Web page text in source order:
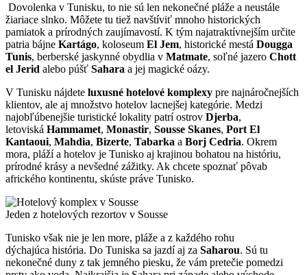
Dovolenka v Tunisku, to nie sú len nekonečné pláže a neustále
žiariace slnko. Môžete tu tiež navštíviť mnoho historických
pamiatok a prírodných zaujímavostí. K tým najatraktívnejším určite
patria bájne Kartágo, koloseum El Jem, historické mestá Dougga
Tunis, berberské jaskynné obydlia v Matmate, soľné jazero Chott
el Jerid alebo púšť Sahara a jej magické oázy.
V Tunisku nájdete luxusné hotelové komplexy pre najnáročnejších
klientov, ale aj množstvo hotelov lacnejšej kategórie. Medzi
najobľúbenejšie turistické lokality patrí ostrov Djerba,
letoviská Hammamet, Monastir, Sousse Skanes, Port El
Kantaoui, Mahdia, Bizerte, Tabarka a Borj Cedria. Okrem
mora, pláží a hotelov je Tunisko aj krajinou bohatou na históriu,
prírodné krásy a nevšedné zážitky. Ak chcete spoznať pôvab
afrického kontinentu, skúste práve Tunisko.
Jeden z hotelových rezortov v Sousse
Tunisko však nie je len more, pláže a z každého rohu
dýchajúca história. Do Tuniska sa jazdí aj za Saharou. Sú tu
nekonečné duny z tak jemného piesku, že vám pretečie pomedzi